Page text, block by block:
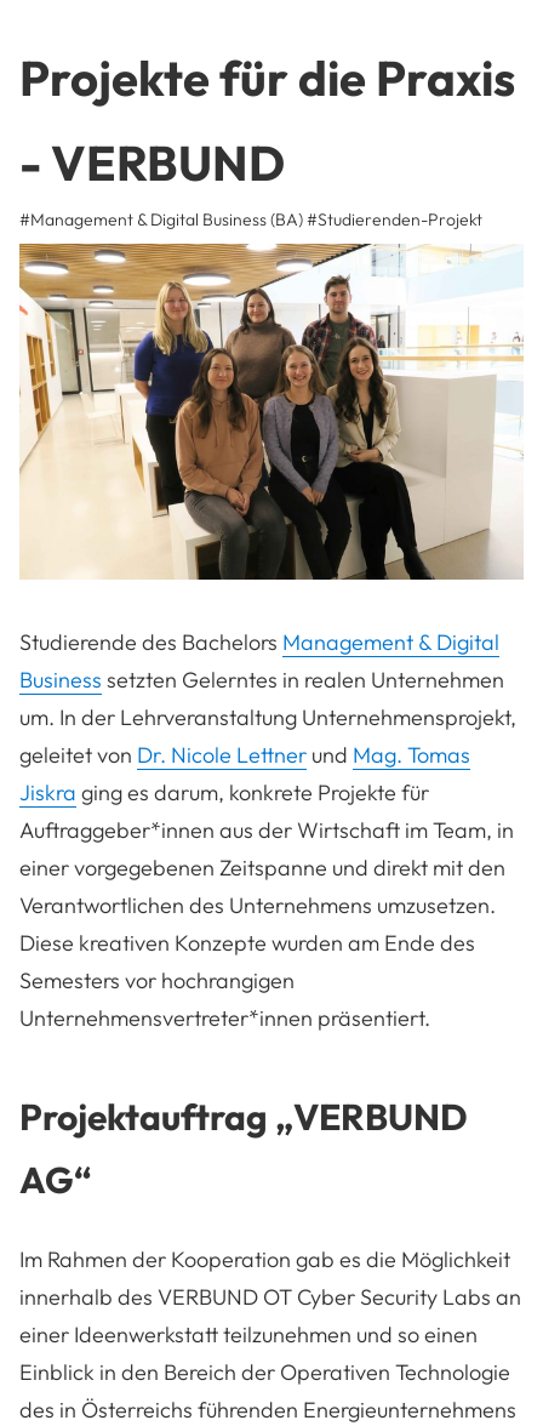
Projekte für die Praxis
- VERBUND
#Management & Digital Business (BA)#Studierenden-Projekt
Studierende des Bachelors Management & Digital
Business setzten Gelerntes in realen Unternehmen
um. In der Lehrveranstaltung Unternehmensprojekt,
geleitet von Dr. Nicole Lettner und Mag. Tomas
Jiskra ging es darum, konkrete Projekte für
Auftraggeber*innen aus der Wirtschaft im Team, in
einer vorgegebenen Zeitspanne und direkt mit den
Verantwortlichen des Unternehmens umzusetzen.
Diese kreativen Konzepte wurden am Ende des
Semesters vor hochrangigen
Unternehmensvertreter*innen präsentiert.
Projektauftrag „VERBUND
AG“
Im Rahmen der Kooperation gab es die Möglichkeit
innerhalb des VERBUND OT Cyber Security Labs an
einer Ideenwerkstatt teilzunehmen und so einen
Einblick in den Bereich der Operativen Technologie
des in Österreichs führenden Energieunternehmens